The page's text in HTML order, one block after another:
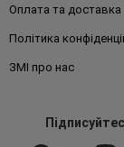
Оплата та доставка
Політика
ЗМІ про нас